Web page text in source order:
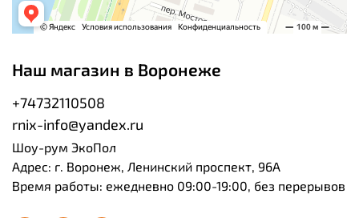
Наш магазин в Воронеже
+74732110508
rnix-info@yandex.ru
Шоу-рум ЭкоПол
Адрес: г. Воронеж, Ленинский проспект, 96А
Время работы: ежедневно 09:00-19:00, без перерывов